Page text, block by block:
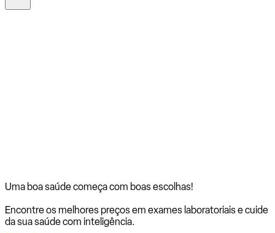
Uma boa saúde começa com boas escolhas!
Encontre os melhores preços em exames laboratoriais e cuide
da sua saúde com inteligência.